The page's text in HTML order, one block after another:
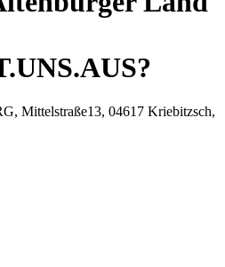
Mittelstraße13, 04617 Kriebitzsch,